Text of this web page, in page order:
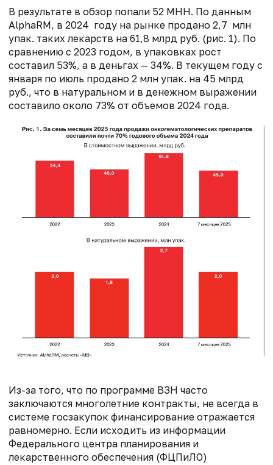
В результате в обзор попали 52 МНН. По данным
AlphaRM, в 2024 году на рынке продано 2,7 млн
упак. таких лекарств на 61,8 млрд руб. (рис. 1). По
сравнению с 2023 годом, в упаковках рост
составил 53%, а в деньгах — 34%. В текущем году с
января по июль продано 2 млн упак. на 45 млрд
руб., что в натуральном и в денежном выражении
составило около 73% от объемов 2024 года.
Из-за того, что по программе ВЗН часто
заключаются многолетние контракты, не всегда в
системе госзакупок финансирование отражается
равномерно. Если исходить из информации
Федерального центра планирования и
лекарственного обеспечения (ФЦПиЛО)